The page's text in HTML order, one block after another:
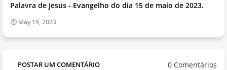
Palavra de Jesus - Evangelho do dia 15 de maio de 2023.
May 15, 2023
POSTAR UM COMENTÁRIO 0 Comentários